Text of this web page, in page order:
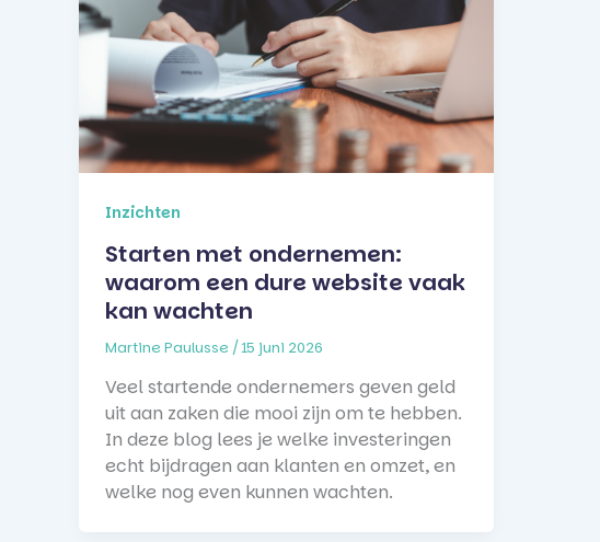
Inzichten
Starten met ondernemen:
waarom een dure website vaak
kan wachten
Martine Paulusse /15 juni 2026
Veel startende ondernemers geven geld
uit aan zaken die mooi zijn om te hebben.
In deze blog lees je welke investeringen
echt bijdragen aan klanten en omzet, en
welke nog even kunnen wachten.